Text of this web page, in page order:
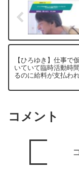
【ひろゆき】仕事で
いていて臨時活動時
るのに給料が支払わ
コメント